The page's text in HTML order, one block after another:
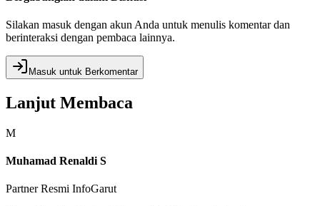
Silakan masuk dengan akun Anda untuk menulis komentar dan
berinteraksi dengan pembaca lainnya.
Masuk untuk Berkomentar
Lanjut Membaca
M
Muhamad Renaldi S
Partner Resmi InfoGarut